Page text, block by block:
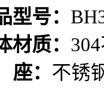
型号：
材质：
： 不锈